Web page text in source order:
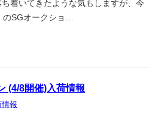
着いてきたような気もしますが、今
SGオークショ…
(4/8開催)入荷情報
情報